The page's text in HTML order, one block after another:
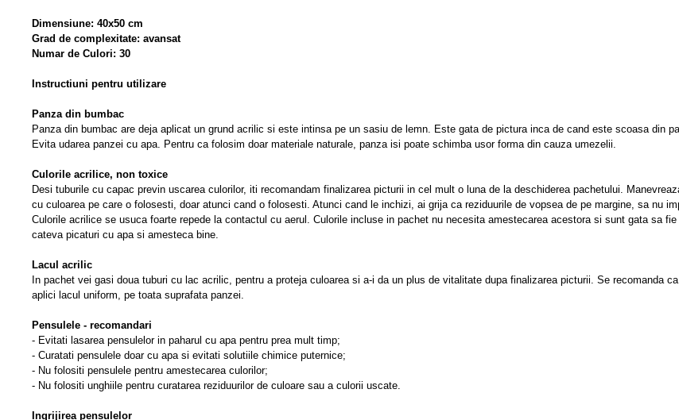
Dimensiune: 40x50 cm
Grad de complexitate: avansat
Numar de Culori: 30
Instructiuni pentru utilizare
Panza din bumbac
Panza din bumbac are deja aplicat un grund acrilic si este intinsa pe un sasiu de lemn. Este gata de pictura inca de cand este scoasa din
Evita udarea panzei cu apa. Pentru ca folosim doar materiale naturale, panza isi poate schimba usor forma din cauza umezelii.
Culorile acrilice, non toxice
Desi tuburile cu capac previn uscarea culorilor, iti recomandam finalizarea picturii in cel mult o luna de la deschiderea pachetului.
cu culoarea pe care o folosesti, doar atunci cand o folosesti. Atunci cand le inchizi, ai grija ca reziduurile de vopsea de pe margine, sa nu
Culorile acrilice se usuca foarte repede la contactul cu aerul. Culorile incluse in pachet nu necesita amestecarea acestora si sunt gata sa
cateva picaturi cu apa si amesteca bine.
Lacul acrilic
In pachet vei gasi doua tuburi cu lac acrilic, pentru a proteja culoarea si a-i da un plus de vitalitate dupa finalizarea picturii. Se recomanda
aplici lacul uniform, pe toata suprafata panzei.
Pensulele - recomandari
- Evitati lasarea pensulelor in paharul cu apa pentru prea mult timp;
- Curatati pensulele doar cu apa si evitati solutiile chimice puternice;
- Nu folositi pensulele pentru amestecarea culorilor;
- Nu folositi unghiile pentru curatarea reziduurilor de culoare sau a culorii uscate.
Ingrijirea pensulelor